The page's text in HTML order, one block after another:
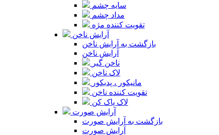
سایه چشم
مداد چشم
تقویت کننده مژه
آرایش ناخن
بازگشت به آرایش ناخن
آرایش ناخن
ناخن گیر
لاک ناخن
مانیکور ، پدیکور
تقویت کننده ناخن
لاک پاک کن
آرایش صورت
بازگشت به آرایش صورت
آرایش صورت